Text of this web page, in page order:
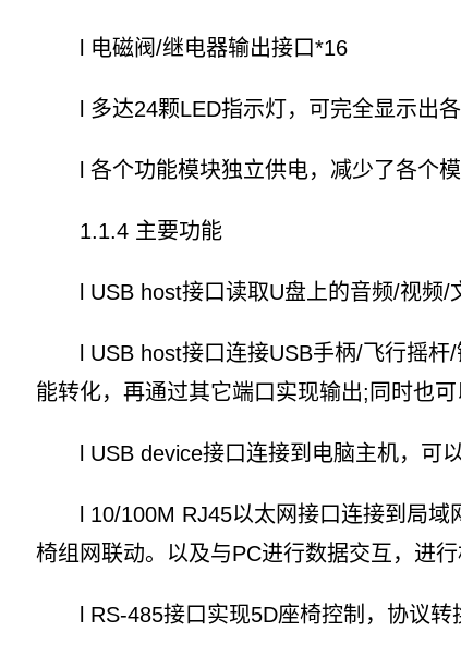
l 电磁阀/继电器输出接口*16
l 多达24颗LED指示灯，可完全显示出各
l 各个功能模块独立供电，减少了各个模
1.1.4 主要功能
l USB host接口读取U盘上的音频/视频/
l USB host接口连接USB手柄/飞行摇杆/
能转化，再通过其它端口实现输出;同时也
l USB device接口连接到电脑主机，可以
l 10/100M RJ45以太网接口连接到局域
椅组网联动。以及与PC进行数据交互，进
l RS-485接口实现5D座椅控制，协议转